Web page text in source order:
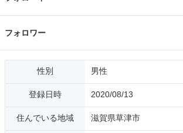
フォロワー
性別 男性
登録日時 2020/08/13
住んでいる地域 滋賀県草津市